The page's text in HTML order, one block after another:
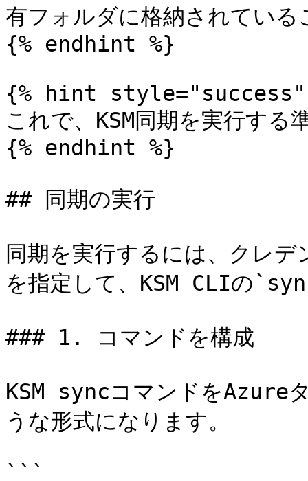
有フォルダに格納されている
{% endhint %}
{% hint style="success"
これで、KSM同期を実行する
{% endhint %}
## 同期の実行
同期を実行するには、クレ
を指定して、KSM CLIの
### 1. コマンドを構成
KSM syncコマンドをAzure
うな形式になります。
```